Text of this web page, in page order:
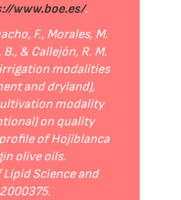
www.boe.es/.
F., Morales, M.
& Callejón, R. M.
modalities
and dryland),
modality
on quality
of Hojiblanca
olive oils.
Science and